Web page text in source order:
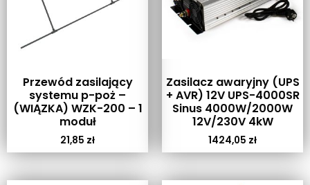
Przewód zasilający
systemu p-poż –
(WIĄZKA) WZK-200 – 1
moduł
21,85 zł
Zasilacz awaryjny (UPS
+ AVR) 12V UPS-4000SR
Sinus 4000W/2000W
12V/230V 4kW
1424,05 zł